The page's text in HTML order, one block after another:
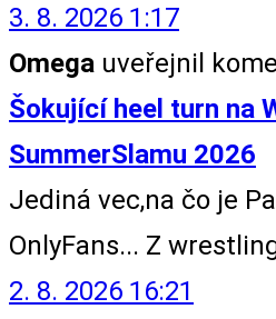
3. 8. 2026 1:17
Omega uveřejnil
Šokující heel turn na
SummerSlamu 2026
Jediná vec,na čo je
OnlyFans... Z
2. 8. 2026 16:21